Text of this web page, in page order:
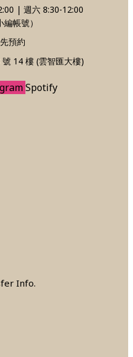
| 週六 8:30-12:00
帳號）
預約
14 樓 (雲智匯大樓)
Spotify
Info.